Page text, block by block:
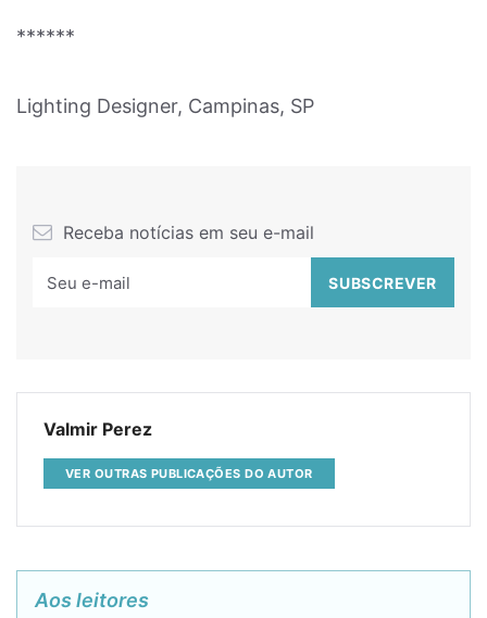
******
Lighting Designer, Campinas, SP
Receba notícias em seu e-mail
Valmir Perez
VER OUTRAS PUBLICAÇÕES DO AUTOR
Aos leitores